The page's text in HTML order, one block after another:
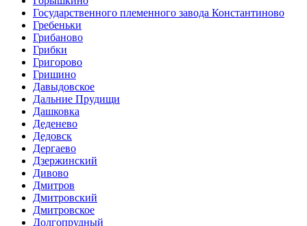
Государственного племенного завода Константиново
Гребеньки
Грибаново
Грибки
Григорово
Гришино
Давыдовское
Дальние Прудищи
Дашковка
Деденево
Дедовск
Дергаево
Дзержинский
Дивово
Дмитров
Дмитровский
Дмитровское
Долгопрудный